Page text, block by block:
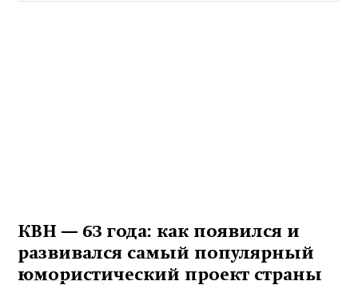
КВН — 63 года: как появился и
развивался самый популярный
юмористический проект страны